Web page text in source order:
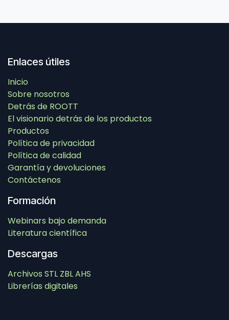
Enlaces útiles
Inicio
Sobre nosotros
Detrás de ROOTT
El visionario detrás de los productos
Productos
Política de privacidad
Política de calidad
Garantía y devoluciones
Contáctenos
Formación
Webinars bajo demanda
Literatura científica
Descargas
Archivos STL ZBL AHS
Librerías digitales